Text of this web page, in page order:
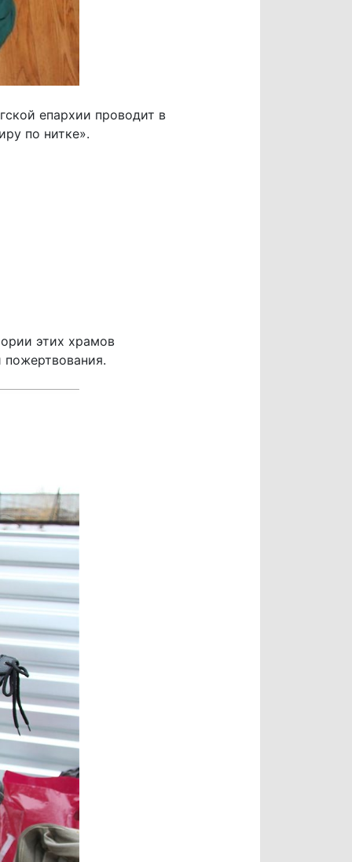
епархии проводит в
по нитке».
этих храмов